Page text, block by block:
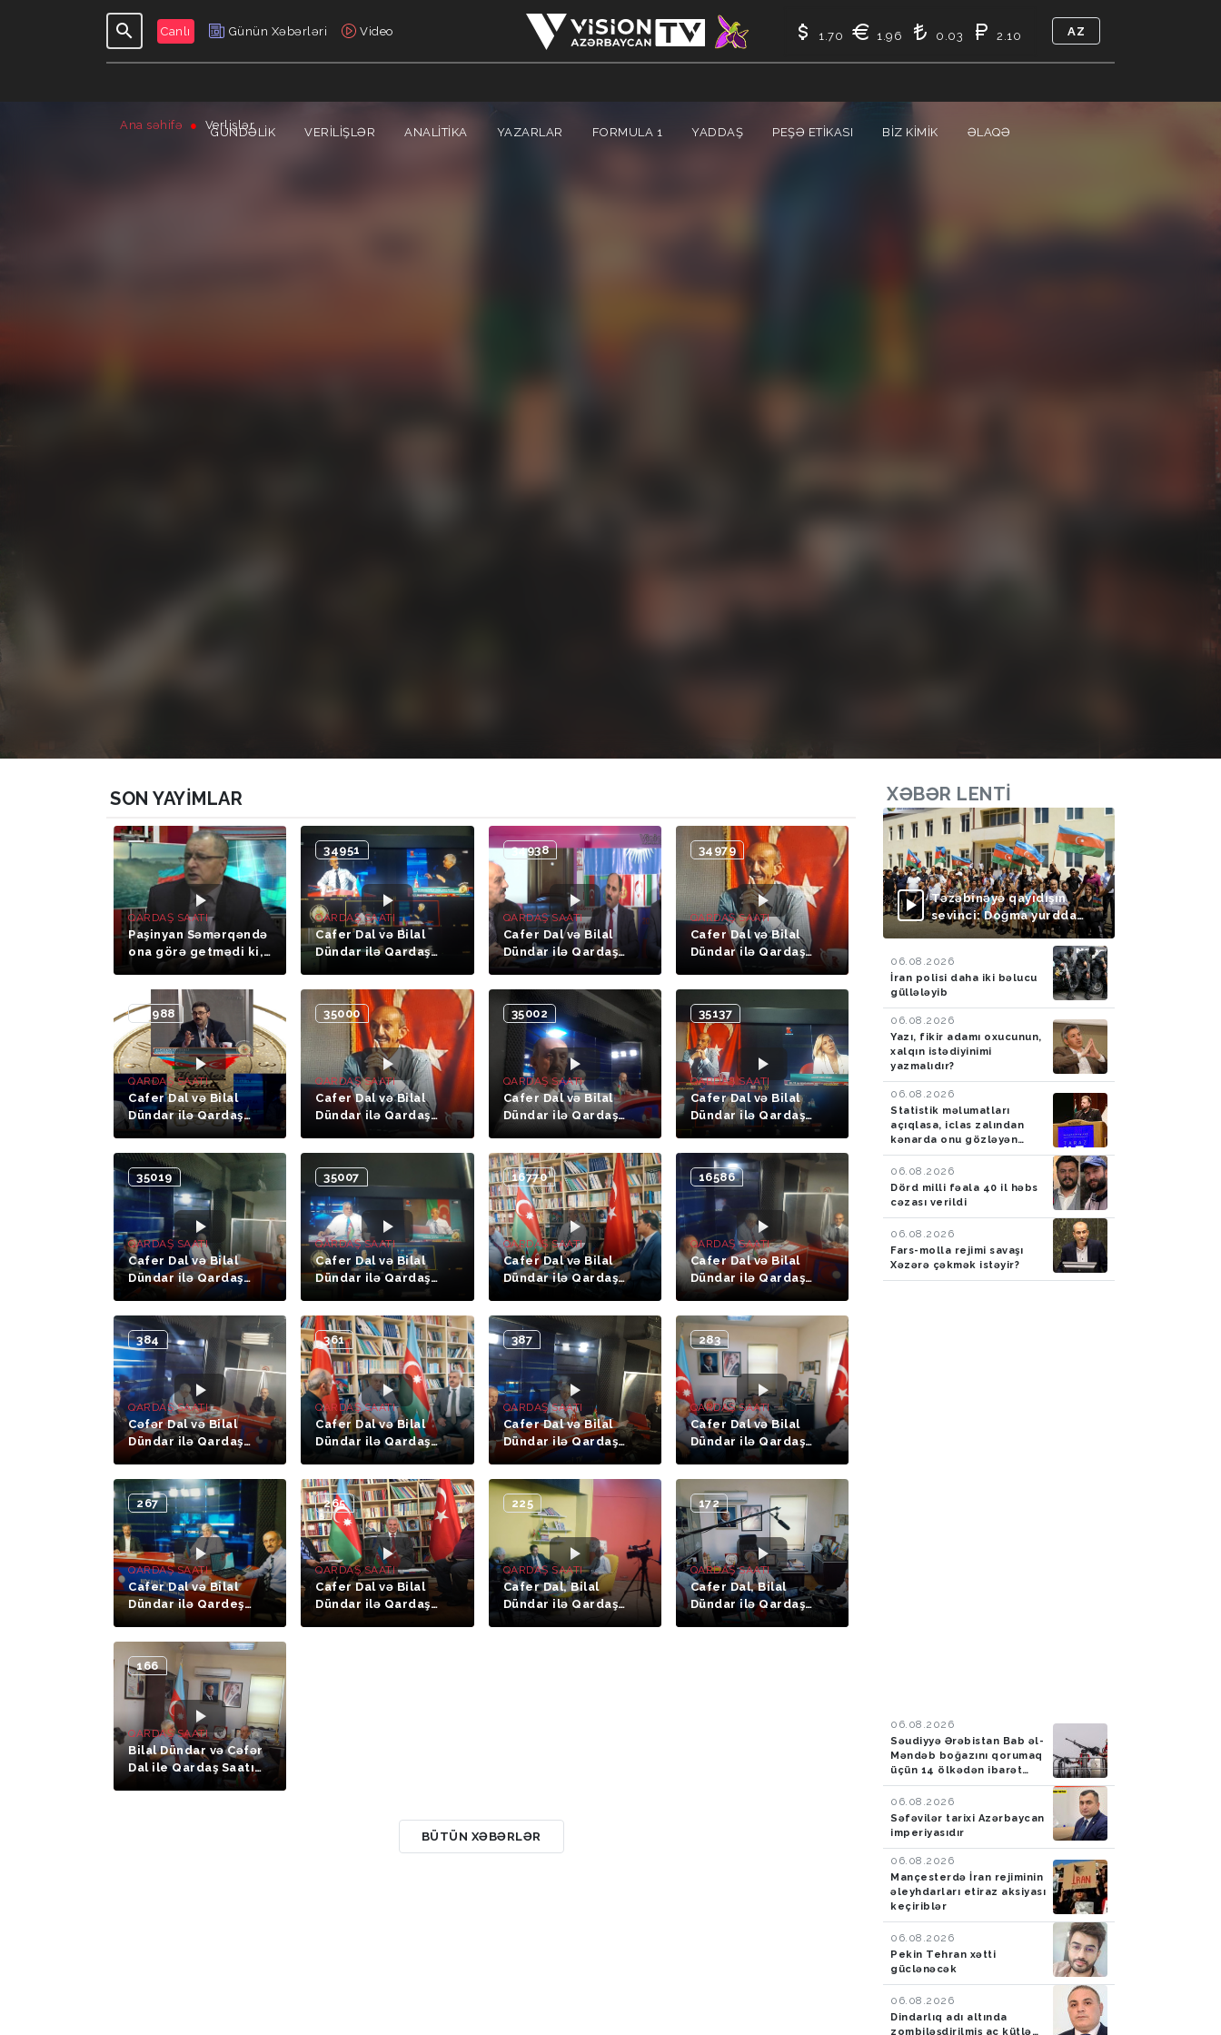
Canlı Günün Xəbərləri Video
GÜNDƏLIK VERILIŞLƏR ANALİTİKA YAZARLAR FORMULA 1 YADDAŞ PEŞƏ ETIKASI BIZ KIMIK ƏLAQƏ
1.70 1.96 0.03 2.10 AZ
Ana səhifə Verlişlər
SON YAYIMLAR
QARDAŞ SAATI
Paşinyan Səmərqəndə
ona görə getmədi ki,
birdən orada onu sülh
edərlər
34951
QARDAŞ SAATI
Cafer Dal və Bilal
Dündar ilə Qardaş
34938
QARDAŞ SAATI
Cafer Dal və Bilal
Dündar ilə Qardaş
Saatı (22-ci hissə.
QOŞALI)
34979
QARDAŞ SAATI
Cafer Dal və Bilal
Dündar ilə Qardaş
Saatı (20- ci hissə
34988
QARDAŞ SAATI
Cafer Dal və Bilal
Dündar ilə Qardaş
Saatı (19-cu hissə
35000
QARDAŞ SAATI
Cafer Dal və Bilal
Dündar ilə Qardaş
Saatı (18-ci hissə )
35002
QARDAŞ SAATI
Cafer Dal və Bilal
Dündar ilə Qardaş
Saatı (17-ci hissə.
35137
QARDAŞ SAATI
Cafer Dal və Bilal
Dündar ilə Qardaş
Saatı (13-cü hissə.
35019
QARDAŞ SAATI
Cafer Dal və Bilal
Dündar ilə Qardaş
Saatı (14-cü hissə.
Prof. Dr. Haluk Səlvi)
35007
QARDAŞ SAATI
Cafer Dal və Bilal
Dündar ilə Qardaş
saatı (12-ci hissə,
Timsal Qarabəkir)
16770
QARDAŞ SAATI
Cafer Dal və Bilal
Dündar ilə Qardaş
Prof. Dr. Elşən Vəli)
16586
QARDAŞ SAATI
Cafer Dal və Bilal
Dündar ilə Qardaş
Saatı (9-cu hissə.
Prof. Dr. Cumhur
Cevdət Kəsəmənli)
384
QARDAŞ SAATI
Cəfər Dal və Bilal
Dündar ilə Qardaş
Saatı (8-ci hissə,
Sağlıq)
361
QARDAŞ SAATI
Cafer Dal və Bilal
Dündar ilə Qardaş
Saatı (4-cü hissə,
387
QARDAŞ SAATI
Cafer Dal və Bilal
Dündar ilə Qardaş
Saatı (11-ci hissə,
283
QARDAŞ SAATI
Cafer Dal və Bilal
Dündar ilə Qardaş
Saatı (5-ci hissə, Opr.
267
QARDAŞ SAATI
Cafer Dal və Bilal
Dündar ilə Qardeş
Saatı (10-cu hissə,
Süleyman Pekin )
265
QARDAŞ SAATI
Cafer Dal və Bilal
Dündar ilə Qardaş
225
QARDAŞ SAATI
Cafer Dal, Bilal
Dündar ilə Qardaş
Saatı (7-ci hissə, Aqil
172
QARDAŞ SAATI
Cafer Dal, Bilal
Dündar ilə Qardaş
Saatı (6-cı hissə,
166
QARDAŞ SAATI
Bilal Dündar və Cəfər
Dal ile Qardaş Saatı
BÜTÜN XƏBƏRLƏR
XƏBƏR LENTI
Təzəbinəyə qayıdışın
sevinci: Doğma yurdda
yeni həyat başlayır
06.08.2026
İran polisi daha iki bəlucu
güllələyib
06.08.2026
Yazı, fikir adamı oxucunun,
xalqın istədiyinimi
yazmalıdır?
06.08.2026
Statistik məlumatları
açıqlasa, iclas zalından
kənarda onu gözləyən
şəxslər var
06.08.2026
Dörd milli fəala 40 il həbs
cəzası verildi
06.08.2026
Fars-molla rejimi savaşı
Xəzərə çəkmək istəyir?
06.08.2026
Səudiyyə Ərəbistan Bab əl-
Məndəb boğazını qorumaq
üçün 14 ölkədən ibarət
müdafiə koalisiyası
yaradıb
06.08.2026
Səfəvilər tarixi Azərbaycan
imperiyasıdır
06.08.2026
Mançesterdə İran rejiminin
əleyhdarları etiraz aksiyası
keçiriblər
06.08.2026
Pekin Tehran xətti
güclənəcək
06.08.2026
Dindarlıq adı altında
zombiləşdirilmiş ac kütlə…